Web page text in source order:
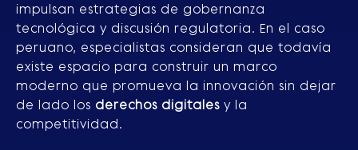
impulsan estrategias de gobernanza
tecnológica y discusión regulatoria. En el caso
peruano, especialistas consideran que todavía
existe espacio para construir un marco
moderno que promueva la innovación sin dejar
de lado los derechos digitales y la
competitividad.